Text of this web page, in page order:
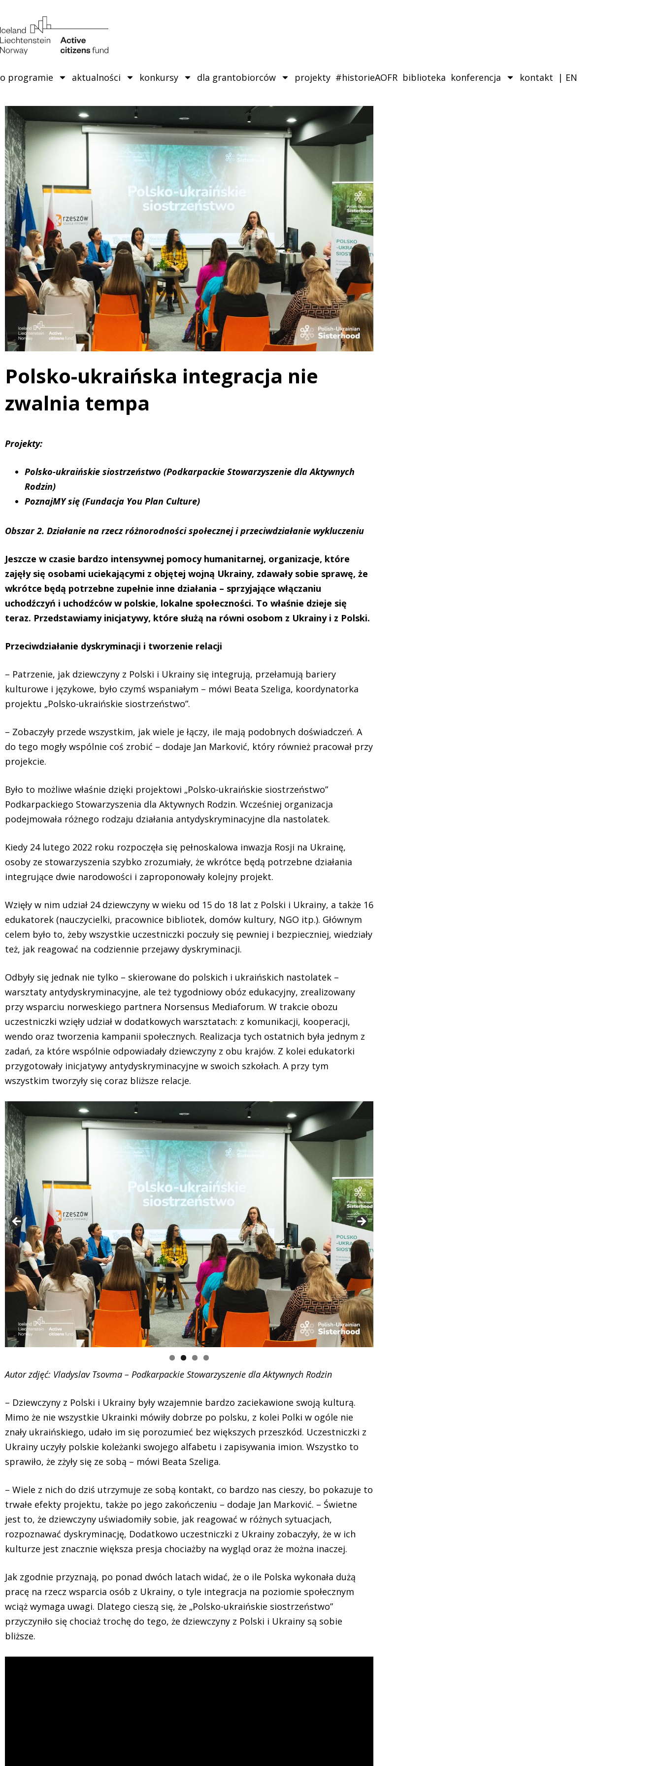
o programie aktualności konkursy dla grantobiorców projekty #historieAOFR biblioteka konferencja kontakt | EN
Polsko-ukraińska integracja nie
zwalnia tempa
Projekty:
Polsko-ukraińskie siostrzeństwo (Podkarpackie Stowarzyszenie dla Aktywnych
Rodzin)
PoznajMY się (Fundacja You Plan Culture)
Obszar 2. Działanie na rzecz różnorodności społecznej i przeciwdziałanie wykluczeniu
Jeszcze w czasie bardzo intensywnej pomocy humanitarnej, organizacje, które
zajęły się osobami uciekającymi z objętej wojną Ukrainy, zdawały sobie sprawę, że
wkrótce będą potrzebne zupełnie inne działania – sprzyjające włączaniu
uchodźczyń i uchodźców w polskie, lokalne społeczności. To właśnie dzieje się
teraz. Przedstawiamy inicjatywy, które służą na równi osobom z Ukrainy i z Polski.
Przeciwdziałanie dyskryminacji i tworzenie relacji
– Patrzenie, jak dziewczyny z Polski i Ukrainy się integrują, przełamują bariery
kulturowe i językowe, było czymś wspaniałym – mówi Beata Szeliga, koordynatorka
projektu „Polsko-ukraińskie siostrzeństwo”.
– Zobaczyły przede wszystkim, jak wiele je łączy, ile mają podobnych doświadczeń. A
do tego mogły wspólnie coś zrobić – dodaje Jan Marković, który również pracował przy
projekcie.
Było to możliwe właśnie dzięki projektowi „Polsko-ukraińskie siostrzeństwo”
Podkarpackiego Stowarzyszenia dla Aktywnych Rodzin. Wcześniej organizacja
podejmowała różnego rodzaju działania antydyskryminacyjne dla nastolatek.
Kiedy 24 lutego 2022 roku rozpoczęła się pełnoskalowa inwazja Rosji na Ukrainę,
osoby ze stowarzyszenia szybko zrozumiały, że wkrótce będą potrzebne działania
integrujące dwie narodowości i zaproponowały kolejny projekt.
Wzięły w nim udział 24 dziewczyny w wieku od 15 do 18 lat z Polski i Ukrainy, a także 16
edukatorek (nauczycielki, pracownice bibliotek, domów kultury, NGO itp.). Głównym
celem było to, żeby wszystkie uczestniczki poczuły się pewniej i bezpieczniej, wiedziały
też, jak reagować na codziennie przejawy dyskryminacji.
Odbyły się jednak nie tylko – skierowane do polskich i ukraińskich nastolatek –
warsztaty antydyskryminacyjne, ale też tygodniowy obóz edukacyjny, zrealizowany
przy wsparciu norweskiego partnera Norsensus Mediaforum. W trakcie obozu
uczestniczki wzięły udział w dodatkowych warsztatach: z komunikacji, kooperacji,
wendo oraz tworzenia kampanii społecznych. Realizacja tych ostatnich była jednym z
zadań, za które wspólnie odpowiadały dziewczyny z obu krajów. Z kolei edukatorki
przygotowały inicjatywy antydyskryminacyjne w swoich szkołach. A przy tym
wszystkim tworzyły się coraz bliższe relacje.
Autor zdjęć: Vladyslav Tsovma – Podkarpackie Stowarzyszenie dla Aktywnych Rodzin
– Dziewczyny z Polski i Ukrainy były wzajemnie bardzo zaciekawione swoją kulturą.
Mimo że nie wszystkie Ukrainki mówiły dobrze po polsku, z kolei Polki w ogóle nie
znały ukraińskiego, udało im się porozumieć bez większych przeszkód. Uczestniczki z
Ukrainy uczyły polskie koleżanki swojego alfabetu i zapisywania imion. Wszystko to
sprawiło, że zżyły się ze sobą – mówi Beata Szeliga.
– Wiele z nich do dziś utrzymuje ze sobą kontakt, co bardzo nas cieszy, bo pokazuje to
trwałe efekty projektu, także po jego zakończeniu – dodaje Jan Marković. – Świetne
jest to, że dziewczyny uświadomiły sobie, jak reagować w różnych sytuacjach,
rozpoznawać dyskryminację, Dodatkowo uczestniczki z Ukrainy zobaczyły, że w ich
kulturze jest znacznie większa presja chociażby na wygląd oraz że można inaczej.
Jak zgodnie przyznają, po ponad dwóch latach widać, że o ile Polska wykonała dużą
pracę na rzecz wsparcia osób z Ukrainy, o tyle integracja na poziomie społecznym
wciąż wymaga uwagi. Dlatego cieszą się, że „Polsko-ukraińskie siostrzeństwo”
przyczyniło się chociaż trochę do tego, że dziewczyny z Polski i Ukrainy są sobie
bliższe.